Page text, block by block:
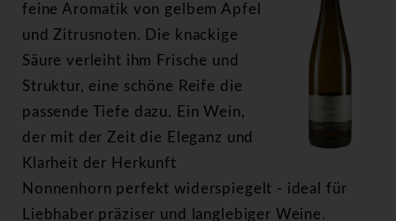
feine Aromatik von gelbem Apfel
und Zitrusnoten. Die knackige
Säure verleiht ihm Frische und
Struktur, eine schöne Reife die
passende Tiefe dazu. Ein Wein,
der mit der Zeit die Eleganz und
Klarheit der Herkunft
Nonnenhorn perfekt widerspiegelt - ideal für
Liebhaber präziser und langlebiger Weine.